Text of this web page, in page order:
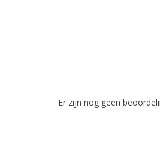
Er zijn nog geen